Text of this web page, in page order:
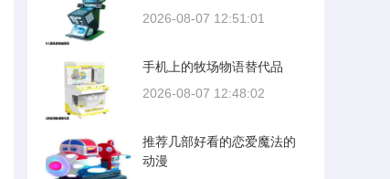
2026-08-07 12:51:01
手机上的牧场物语替代品
2026-08-07 12:48:02
推荐几部好看的恋爱魔法的
动漫